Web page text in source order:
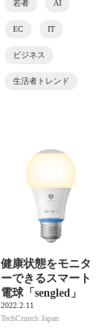
若者
AI
EC IT
ビジネス
生活者トレンド
健康状態をモニタ
ーできるスマート
電球「sengled」
2022.2.11
TechCrunch Japan